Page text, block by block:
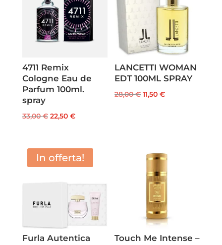
4711 Remix
Cologne Eau de
Parfum 100ml.
spray
33,00€ Il
era:
33,00 €.
22,50 €Il
è:
22,50 €.
LANCETTI WOMAN
EDT 100ML SPRAY
28,00€ Il
11,50€Il
In offerta!
Furla Autentica
Touch Me Intense –